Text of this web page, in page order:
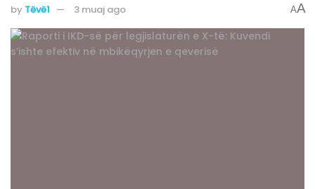
by Tëvë1 3 muaj ago AA